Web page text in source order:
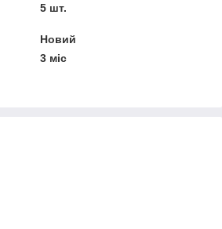
5 шт.
Новий
3 міс